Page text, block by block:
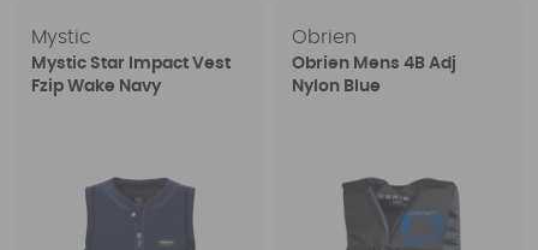
Mystic
Mystic Star Impact Vest
Fzip Wake Navy
Obrien
Obrien Mens 4B Adj
Nylon Blue